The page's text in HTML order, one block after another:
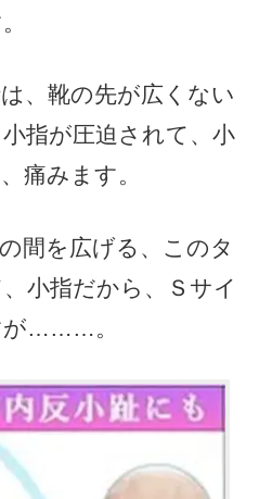
、靴の先が広くない
指が圧迫されて、小
痛みます。
間を広げる、このタ
小指だから、Ｓサイ
が………。